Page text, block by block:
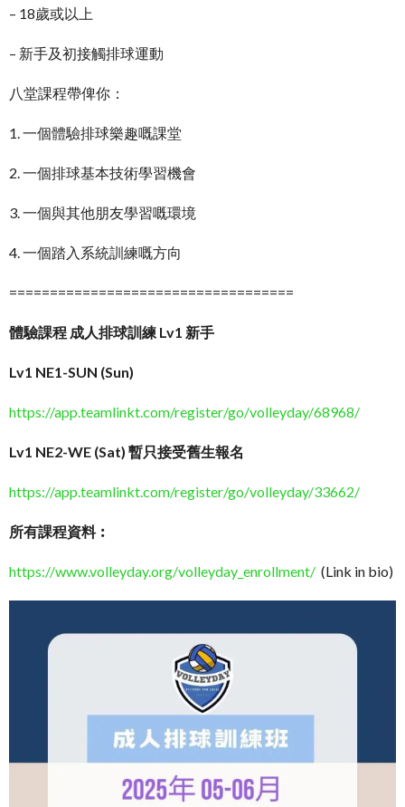
– 18歲或以上
– 新手及初接觸排球運動
八堂課程帶俾你：
1. 一個體驗排球樂趣嘅課堂
2. 一個排球基本技術學習機會
3. 一個與其他朋友學習嘅環境
4. 一個踏入系統訓練嘅方向
===================================
體驗課程 成人排球訓練 Lv1 新手
Lv1 NE1-SUN (Sun)
https://app.teamlinkt.com/register/go/volleyday/68968/
Lv1 NE2-WE (Sat) 暫只接受舊生報名
https://app.teamlinkt.com/register/go/volleyday/33662/
所有課程資料︰
https://www.volleyday.org/volleyday_enrollment/ (Link in bio)